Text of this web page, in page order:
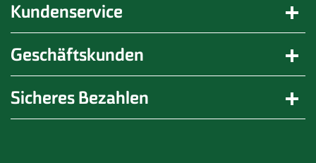
Kundenservice
Geschäftskunden
Sicheres Bezahlen